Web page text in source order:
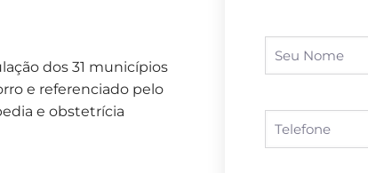
dos 31 municípios
e referenciado pelo
e obstetrícia